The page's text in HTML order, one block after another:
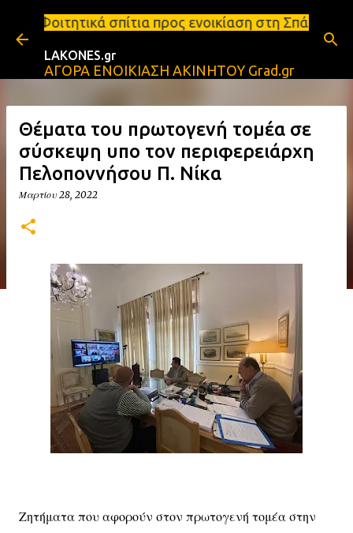
Μετάβαση στο κύριο περιεχόμενο
σπίτια προς ενοικίαση στη Σπάρτη
LAKONES.gr
ΑΓΟΡΑ ΕΝΟΙΚΙΑΣΗ ΑΚΙΝΗΤΟΥ Grad.gr
Θέματα του πρωτογενή τομέα σε
σύσκεψη υπο τον περιφερειάρχη
Πελοποννήσου Π. Νίκα
Μαρτίου 28, 2022
Ζητήματα που αφορούν στον πρωτογενή τομέα στην